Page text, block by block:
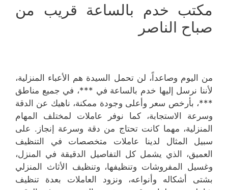
مكتب خدم بالساعة قريب من
صباح الناصر
من اليوم وصاعداً، لن تحمل السيدة هم الأعباء المنزلية،
لأننا نرسل إليها خدم بالساعة في ***، في جميع مناطق
***، بأرخص سعر وأعلى وجودة ممكنة، ناهيك عن الدقة
وسرعة الاستجابة، كما نوفر عاملات لمختلف المهام
المنزلية، مهما كانت تحتاج من دقة وسرعة إنجاز. على
سبيل المثال لدينا عاملات متخصصات في التنظيف
العميق، الذي يشمل كل التفاصيل الدقيقة في المنزل،
وغسيل المفروشات وتنظيفها، وتنظيف الأثاث المنزلي
بشتى أشكاله وأنواعه، ونزود العاملات بعدة تنظيف